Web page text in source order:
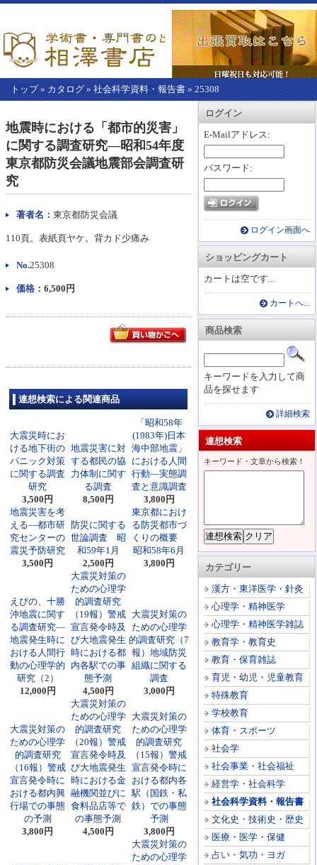
トップ» カタログ » 社会科学資料・報告書 » 25308
カートを見る
ログイン
E-Mailアドレス:
パスワード:
ログイン画面へ
ショッピングカート
カートは空です...
カートへ...
商品検索
キーワードを入力して商
品を探せます
詳細検索
連想検索
キーワード・文章から検索！
カテゴリー
漢方・東洋医学・針灸
心理学・精神医学
心理学・精神医学雑誌
教育学・教育史
教育・保育雑誌
育児・幼児・児童教育
特殊教育
学校教育
体育・スポーツ
社会学
社会事業・社会福祉
経営学・社会科学
社会科学資料・報告書
文化史・技術史・歴史
医療・医学・保健
占い・気功・ヨガ
こ
か
ら
本
文】
地震時における「都市的災害」
に関する調査研究―昭和54年度
東京都防災会議地震部会調査研
究
著者名： 東京都防災会議
110頁。表紙頁ヤケ。背カド少痛み
No.25308
価格： 6,500円
連想検索による関連商品
大震災時にお
ける地下街の
パニック対策
に関する調査
研究
3,500円
地震災害に対
する都民の協
力体制に関す
る調査
8,500円
「昭和58年
(1983年)日本
海中部地震」
における人間
行動―実態調
査と意識調査
3,800円
地震災害を考
える―都市研
究センターの
震災予防研究
3,500円
防災に関する
世論調査 昭
和59年1月
2,500円
東京都におけ
る防災都市づ
くりの概要
昭和58年6月
3,800円
えびの、十勝
沖地震に関す
る調査研究―
地震発生時に
おける人間行
動の心理学的
研究（2）
12,000円
大震災対策の
ための心理学
的調査研究
（19報）警戒
宣言発令時及
び大地震発生
時における都
内各駅での事
態予測
4,500円
大震災対策の
ための心理学
的調査研究（7
報）地域防災
組織に関する
調査
3,000円
大震災対策の
ための心理学
的調査研究
（16報）警戒
宣言発令時に
おける都内興
行場での事態
の予測
3,800円
大震災対策の
ための心理学
的調査研究
（20報）警戒
宣言発令時及
び大地震発生
時における金
融機関並びに
食料品店等で
の事態予測
4,500円
大震災対策の
ための心理学
的調査研究
（15報）警戒
宣言発令時に
おける都内各
駅（国鉄・私
鉄）での事態
予測
3,800円
大震災対策の
ための心理学